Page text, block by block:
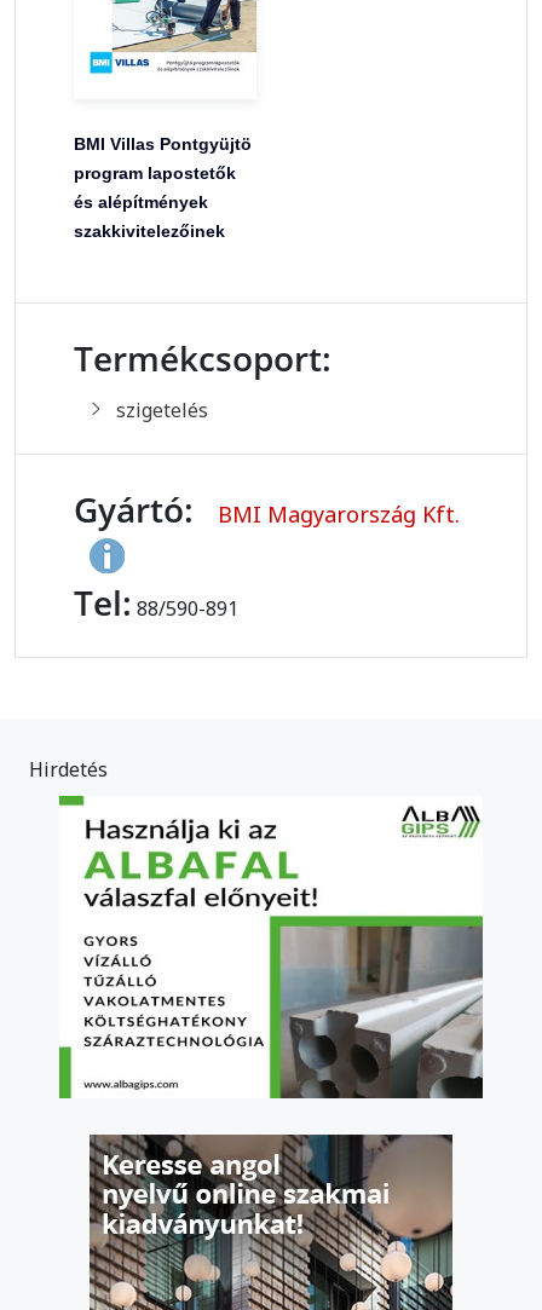
BMI Villas Pontgyüjtö
program lapostetők
és alépítmények
szakkivitelezőinek
Termékcsoport:
szigetelés
Gyártó: BMI Magyarország Kft.
Tel: 88/590-891
Hirdetés